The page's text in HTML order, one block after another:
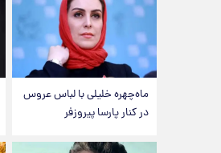
ماه‌چهره خلیلی با لباس عروس
در کنار پارسا پیروزفر